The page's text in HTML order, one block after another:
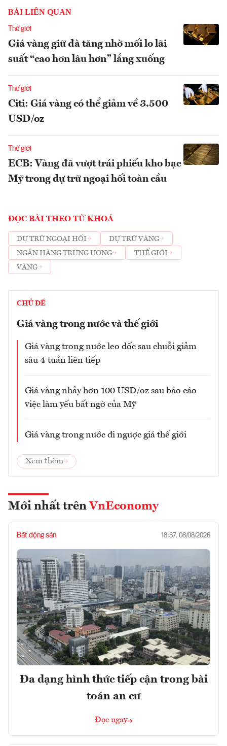
BÀI LIÊN QUAN
Thế giới
Giá vàng giữ đà tăng nhờ mối lo lãi
suất “cao hơn lâu hơn” lắng xuống
Thế giới
Citi: Giá vàng có thể giảm về 3.500
USD/oz
Thế giới
ECB: Vàng đã vượt trái phiếu kho bạc
Mỹ trong dự trữ ngoại hối toàn cầu
ĐỌC BÀI THEO TỪ KHOÁ
DỰ TRỮ NGOẠI HỐI
DỰ TRỮ VÀNG
NGÂN HÀNG TRUNG ƯƠNG
THẾ GIỚI
VÀNG
CHỦ ĐỀ
Giá vàng trong nước và thế giới
Giá vàng trong nước leo dốc sau chuỗi giảm
sâu 4 tuần liên tiếp
Giá vàng nhảy hơn 100 USD/oz sau báo cáo
việc làm yếu bất ngờ của Mỹ
Giá vàng trong nước đi ngược giá thế giới
Xem thêm
Mới nhất trên VnEconomy
Bất động sản 18:37, 08/08/2026
Đa dạng hình thức tiếp cận trong bài
toán an cư
Đọc ngay